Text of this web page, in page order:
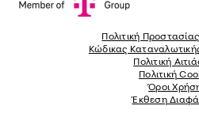
Πολιτική
Κώδικας
Πολιτική
Πολιτική
Όροι
Έκθεση